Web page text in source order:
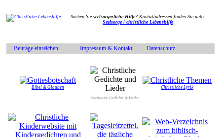
Suchen Sieseelsorgerliche Hilfe? Kontaktadressen finden Sie unter
Seelsorge / christliche Lebenshilfe
Beiträge einreichen Impressum & Kontakt Datenschutz
Bibel & Glauben
Christliche Gedichte & Lieder
Christliche Lyrik